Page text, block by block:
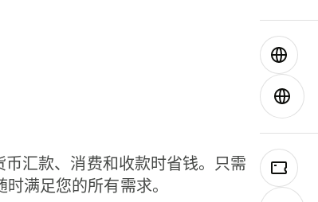
汇款、消费和收款时省钱。只需
满足您的所有需求。